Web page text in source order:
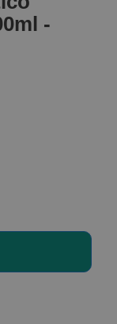
-